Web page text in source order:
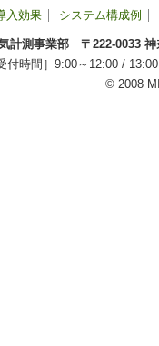
入効果 システム構成例
計測事業部 〒222-0033
付時間］9:00～12:00 /
© 2008